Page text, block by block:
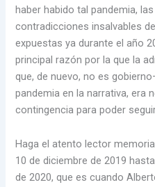
haber habido tal pandemia,
contradicciones insalvables
expuestas ya durante el año
principal razón por la que la
que, de nuevo, no es
pandemia en la narrativa, era
contingencia para poder
Haga el atento lector
10 de diciembre de 2019
de 2020, que es cuando